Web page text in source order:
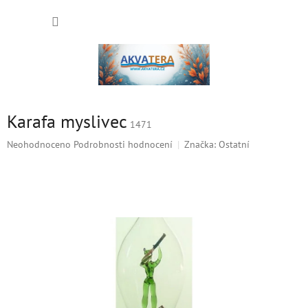
Karafa myslivec 1471
Průměrné
Neohodnoceno Podrobnosti hodnocení Značka: Ostatní